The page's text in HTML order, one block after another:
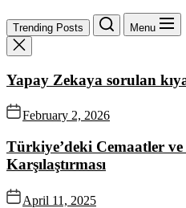
Trending Posts Menu
Yapay Zekaya sorulan
February 2, 2026
Türkiye’deki Cemaatler ve
Karşılaştırması
April 11, 2025